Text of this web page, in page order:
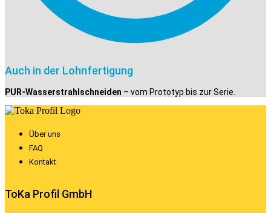
Auch in der Lohnfertigung
PUR-Wasserstrahlschneiden – vom Prototyp bis zur Serie.
Über uns
FAQ
Kontakt
ToKa Profil GmbH